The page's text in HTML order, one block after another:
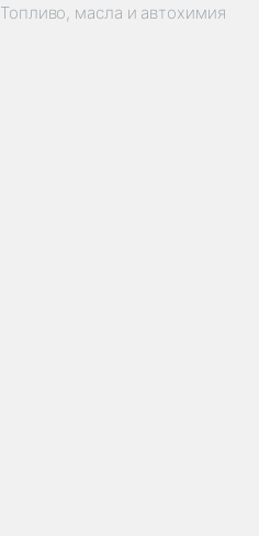
Топливо, масла и автохимия